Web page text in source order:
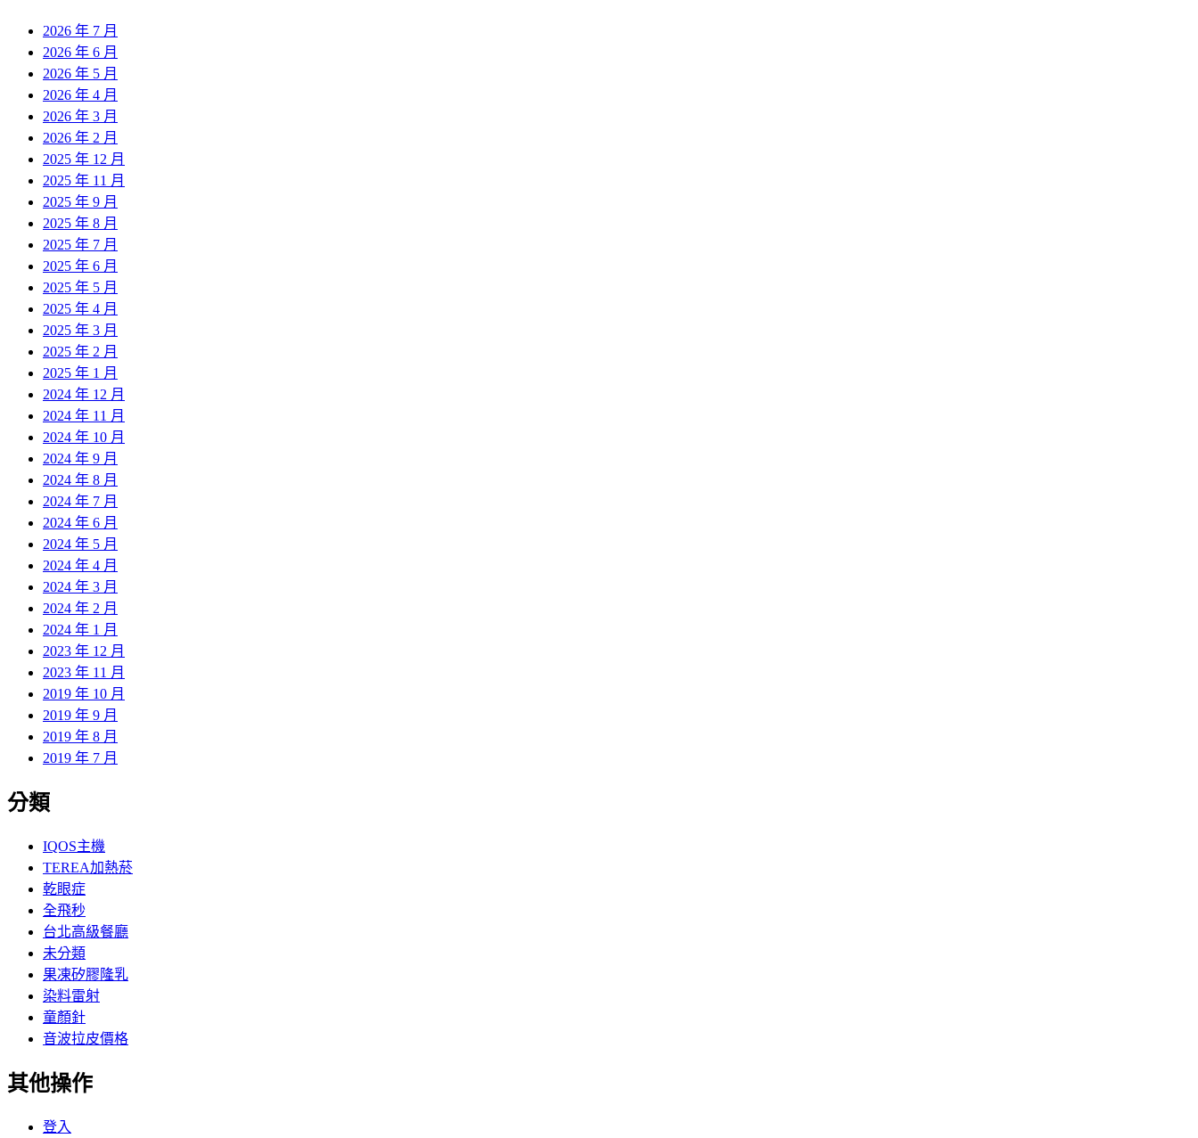
2026 年 7 月
2026 年 6 月
2026 年 5 月
2026 年 4 月
2026 年 3 月
2026 年 2 月
2025 年 12 月
2025 年 11 月
2025 年 9 月
2025 年 8 月
2025 年 7 月
2025 年 6 月
2025 年 5 月
2025 年 4 月
2025 年 3 月
2025 年 2 月
2025 年 1 月
2024 年 12 月
2024 年 11 月
2024 年 10 月
2024 年 9 月
2024 年 8 月
2024 年 7 月
2024 年 6 月
2024 年 5 月
2024 年 4 月
2024 年 3 月
2024 年 2 月
2024 年 1 月
2023 年 12 月
2023 年 11 月
2019 年 10 月
2019 年 9 月
2019 年 8 月
2019 年 7 月
分類
IQOS主機
TEREA加熱菸
乾眼症
全飛秒
台北高級餐廳
未分類
果凍矽膠隆乳
染料雷射
童顏針
音波拉皮價格
其他操作
登入